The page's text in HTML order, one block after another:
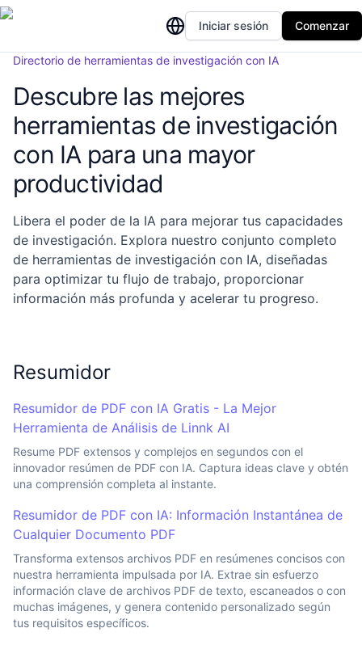
Iniciar sesión Comenzar
Directorio de herramientas de investigación con IA
Descubre las mejores
herramientas de investigación
con IA para una mayor
productividad
Libera el poder de la IA para mejorar tus capacidades
de investigación. Explora nuestro conjunto completo
de herramientas de investigación con IA, diseñadas
para optimizar tu flujo de trabajo, proporcionar
información más profunda y acelerar tu progreso.
Resumidor
Resumidor de PDF con IA Gratis - La Mejor
Herramienta de Análisis de Linnk AI
Resume PDF extensos y complejos en segundos con el
innovador resúmen de PDF con IA. Captura ideas clave y obtén
una comprensión completa al instante.
Resumidor de PDF con IA: Información Instantánea de
Cualquier Documento PDF
Transforma extensos archivos PDF en resúmenes concisos con
nuestra herramienta impulsada por IA. Extrae sin esfuerzo
información clave de archivos PDF de texto, escaneados o con
muchas imágenes, y genera contenido personalizado según
tus requisitos específicos.